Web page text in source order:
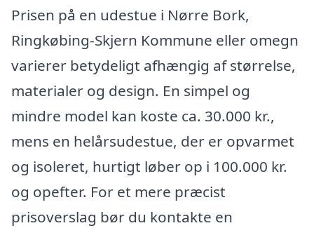
Prisen på en udestue i Nørre Bork,
Ringkøbing-Skjern Kommune eller omegn
varierer betydeligt afhængig af størrelse,
materialer og design. En simpel og
mindre model kan koste ca. 30.000 kr.,
mens en helårsudestue, der er opvarmet
og isoleret, hurtigt løber op i 100.000 kr.
og opefter. For et mere præcist
prisoverslag bør du kontakte en